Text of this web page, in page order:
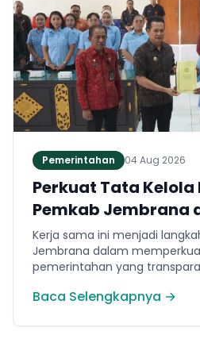
Pemerintahan 04 Aug 2026
Perkuat Tata
Pemkab Jembrana
Jembrana Sepakati
Hukum Datun
Kerja sama ini menjadi
Jembrana dalam
pemerintahan yang
mencakup tiga domain
tindakan hukum lainnya.
Baca Selengkapnya →